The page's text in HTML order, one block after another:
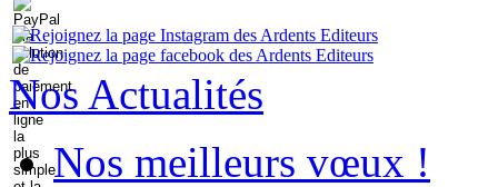
Nos Actualités
Nos meilleurs vœux !